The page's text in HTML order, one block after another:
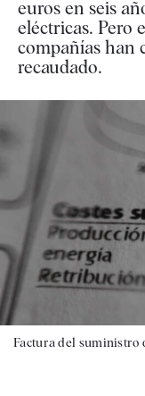
euros en seis
eléctricas. Pero
compañías han
recaudado.
Factura del suministro